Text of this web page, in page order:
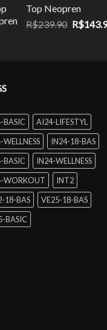
era:
Top Neopren
R$239.90 O
R$
BASIC
AI24-LIFESTYL
IN24-18-BAS
BASIC
IN24-WELLNESS
WORKOUT
INT2
18-BAS
VE25-18-BAS
BASIC